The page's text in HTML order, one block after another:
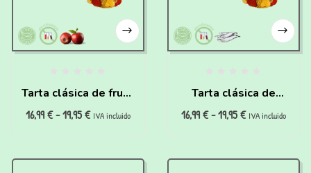
Tarta clásica de fruta
para perros
16,99€ - 19,95€ IVA incluido
Tarta clásica de
pescado para perros
16,99€ - 19,95€ IVA incluido